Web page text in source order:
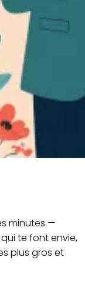
minutes —
te font envie,
plus gros et